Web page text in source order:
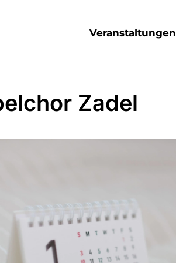
Veranstaltungen
Zadel